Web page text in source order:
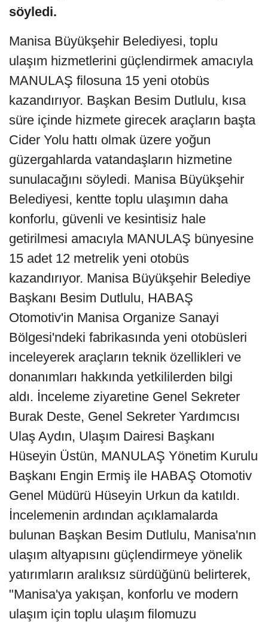
söyledi.
Manisa Büyükşehir Belediyesi, toplu
ulaşım hizmetlerini güçlendirmek amacıyla
MANULAŞ filosuna 15 yeni otobüs
kazandırıyor. Başkan Besim Dutlulu, kısa
süre içinde hizmete girecek araçların başta
Cider Yolu hattı olmak üzere yoğun
güzergahlarda vatandaşların hizmetine
sunulacağını söyledi. Manisa Büyükşehir
Belediyesi, kentte toplu ulaşımın daha
konforlu, güvenli ve kesintisiz hale
getirilmesi amacıyla MANULAŞ bünyesine
15 adet 12 metrelik yeni otobüs
kazandırıyor. Manisa Büyükşehir Belediye
Başkanı Besim Dutlulu, HABAŞ
Otomotiv'in Manisa Organize Sanayi
Bölgesi'ndeki fabrikasında yeni otobüsleri
inceleyerek araçların teknik özellikleri ve
donanımları hakkında yetkililerden bilgi
aldı. İnceleme ziyaretine Genel Sekreter
Burak Deste, Genel Sekreter Yardımcısı
Ulaş Aydın, Ulaşım Dairesi Başkanı
Hüseyin Üstün, MANULAŞ Yönetim Kurulu
Başkanı Engin Ermiş ile HABAŞ Otomotiv
Genel Müdürü Hüseyin Urkun da katıldı.
İncelemenin ardından açıklamalarda
bulunan Başkan Besim Dutlulu, Manisa'nın
ulaşım altyapısını güçlendirmeye yönelik
yatırımların aralıksız sürdüğünü belirterek,
"Manisa'ya yakışan, konforlu ve modern
ulaşım için toplu ulaşım filomuzu